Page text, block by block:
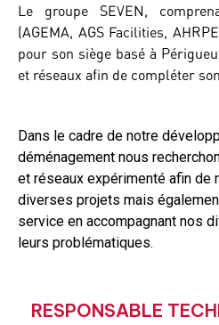
Le groupe SEVEN,
(AGEMA, AGS Facilities,
pour son siège basé à
et réseaux afin de compléter
Dans le cadre de notre
déménagement nous
et réseaux expérimenté afin de
diverses projets mais
service en accompagnant nos
leurs problématiques.
RESPONSABLE